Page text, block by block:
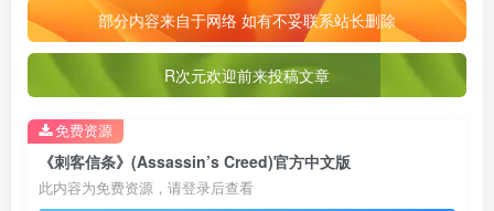
部分内容来自于网络 如有不妥联系站长删除
R次元欢迎前来投稿文章
《刺客信条》(Assassin’s Creed)官方中文版
此内容为免费资源，请登录后查看
免费资源